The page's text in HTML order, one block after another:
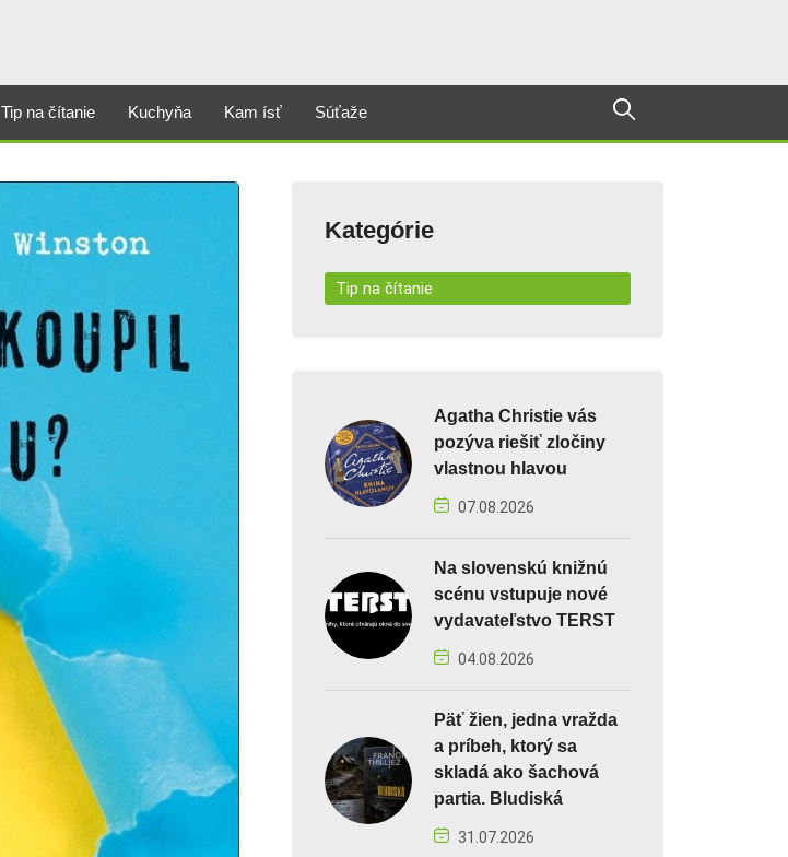
Tip na čítanie Kuchyňa Kam ísť Súťaže
Kategórie
Tip na čítanie
Agatha Christie vás
pozýva riešiť zločiny
vlastnou hlavou
07.08.2026
Na slovenskú knižnú
scénu vstupuje nové
vydavateľstvo TERST
04.08.2026
Päť žien, jedna vražda
a príbeh, ktorý sa
skladá ako šachová
partia. Bludiská
31.07.2026